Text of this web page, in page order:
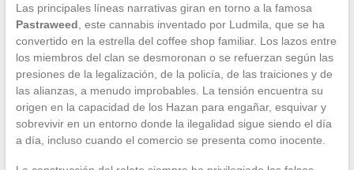
Las principales líneas narrativas giran en torno a la famosa
Pastraweed , este cannabis inventado por Ludmila, que se ha
convertido en la estrella del coffee shop familiar. Los lazos entre
los miembros del clan se desmoronan o se refuerzan según las
presiones de la legalización, de la policía, de las traiciones y de
las alianzas, a menudo improbables. La tensión encuentra su
origen en la capacidad de los Hazan para engañar, esquivar y
sobrevivir en un entorno donde la ilegalidad sigue siendo el día
a día, incluso cuando el comercio se presenta como inocente.